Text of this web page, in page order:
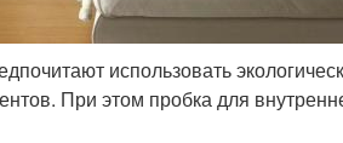
использовать
При этом пробка для